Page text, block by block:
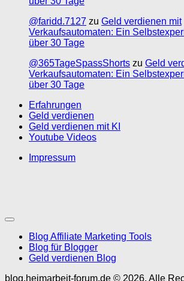
@faridd.7127 zu Geld verdienen mit
Verkaufsautomaten: Ein
über 30 Tage
@365TageSpassShorts zu Geld
Verkaufsautomaten: Ein
über 30 Tage
Erfahrungen
Geld verdienen
Geld verdienen mit KI
Youtube Videos
Impressum
Blog Affiliate Marketing Tools
Blog für Blogger
Geld verdienen Blog
blog.heimarbeit-forum.de © 2026. Alle